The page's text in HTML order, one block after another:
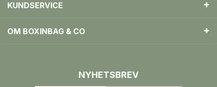
KUNDSERVICE
OM BOXINBAG & CO
NYHETSBREV